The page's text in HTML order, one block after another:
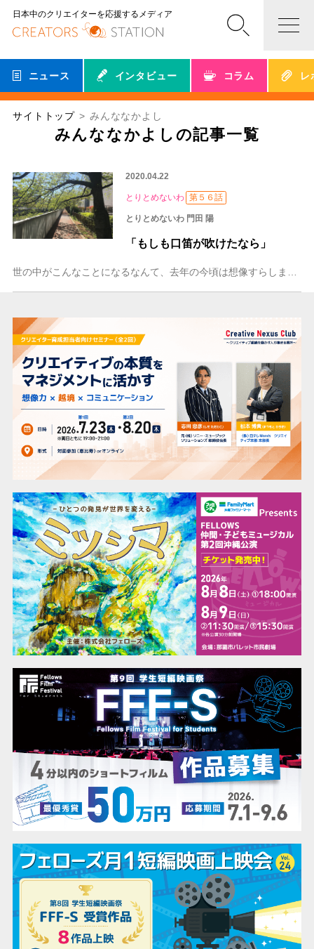
日本中のクリエイターを応援するメディア
ニュース インタビュー コラム レ
サイトトップ みんななかよし
みんななかよしの記事一覧
2020.04.22
とりとめないわ 第５６話
とりとめないわ 門田 陽
「もしも口笛が吹けたなら」